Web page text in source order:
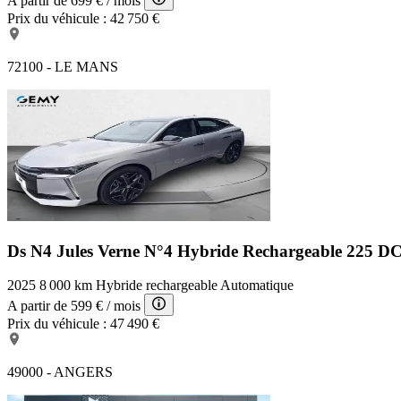
Prix du véhicule : 42 750 €
72100 - LE MANS
Ds N4 Jules Verne N°4 Hybride Rechargeable 225
2025 8 000 km Hybride rechargeableAutomatique
A partir de 599 € / mois
Prix du véhicule : 47 490 €
49000 - ANGERS